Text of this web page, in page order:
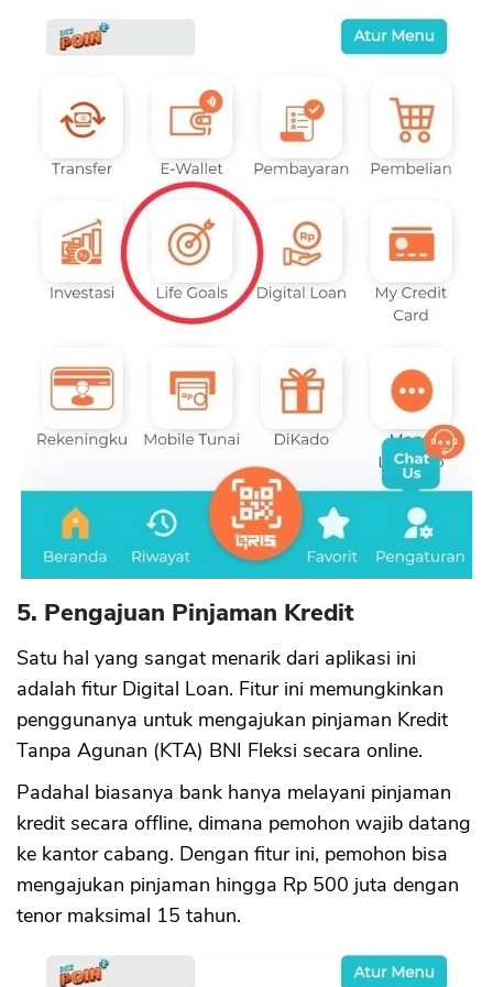
5. Pengajuan Pinjaman Kredit
Satu hal yang sangat menarik dari aplikasi ini
adalah fitur Digital Loan. Fitur ini memungkinkan
penggunanya untuk mengajukan pinjaman Kredit
Tanpa Agunan (KTA) BNI Fleksi secara online.
Padahal biasanya bank hanya melayani pinjaman
kredit secara offline, dimana pemohon wajib datang
ke kantor cabang. Dengan fitur ini, pemohon bisa
mengajukan pinjaman hingga Rp 500 juta dengan
tenor maksimal 15 tahun.
OK
CANCEL